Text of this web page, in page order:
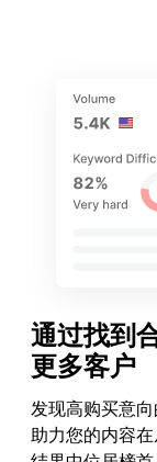
通过找到
更多客户
发现高购买意
助力您的内容